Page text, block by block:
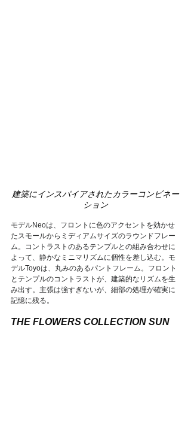
建築にインスパイアされたカラーコンビネー
ション
モデルNeoは、フロントに色のアクセントを効かせ
たスモールからミディアムサイズのラウンドフレー
ム。コントラストのあるテンプルとの組み合わせに
よって、静かなミニマリズムに個性を差し込む。モ
デルToyoは、丸みのあるパントフレーム。フロント
とテンプルのコントラストが、建築的なリズムを生
み出す。主張は強すぎないが、細部の処理が確実に
記憶に残る。
THE FLOWERS COLLECTION SUN